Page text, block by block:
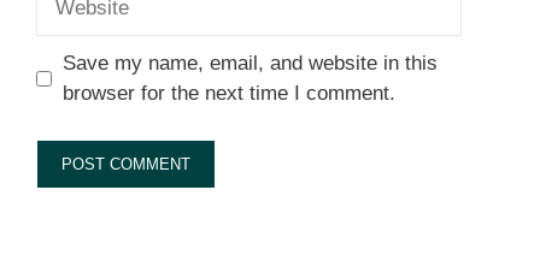
Save my name, email, and website in this
browser for the next time I comment.